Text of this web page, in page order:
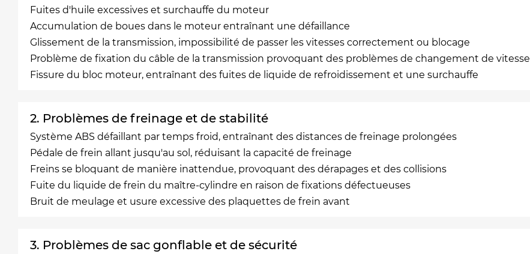
Fuites d'huile excessives et surchauffe du moteur
Accumulation de boues dans le moteur entraînant une défaillance
Glissement de la transmission, impossibilité de passer les vitesses correctement ou blocage
Problème de fixation du câble de la transmission provoquant des problèmes de changement de vitesse
Fissure du bloc moteur, entraînant des fuites de liquide de refroidissement et une surchauffe
2. Problèmes de freinage et de stabilité
Système ABS défaillant par temps froid, entraînant des distances de freinage prolongées
Pédale de frein allant jusqu'au sol, réduisant la capacité de freinage
Freins se bloquant de manière inattendue, provoquant des dérapages et des collisions
Fuite du liquide de frein du maître-cylindre en raison de fixations défectueuses
Bruit de meulage et usure excessive des plaquettes de frein avant
3. Problèmes de sac gonflable et de sécurité